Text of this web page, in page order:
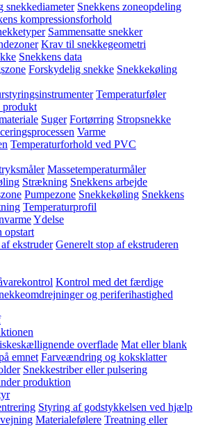
snekkediameter Snekkens zoneopdeling
kompressionsforhold
Sammensatte snekker
Krav til snekkegeometri
Snekkens data
Forskydelig snekke Snekkekøling
Temperaturføler
produkt
Suger Fortørring Stropsnekke
Varme
Temperaturforhold ved PVC
Massetemperaturmåler
Strækning Snekkens arbejde
Pumpezone Snekkekøling Snekkens
Temperaturprofil
Ydelse
opstart
ekstruder Generelt stop af ekstruderen
Kontrol med det færdige
og periferihastighed
overflade Mat eller blank
emnet Farveændring og koksklatter
Snekkestriber eller pulsering
produktion
Styring af godstykkelsen ved hjælp
Materialefølere Treatning eller